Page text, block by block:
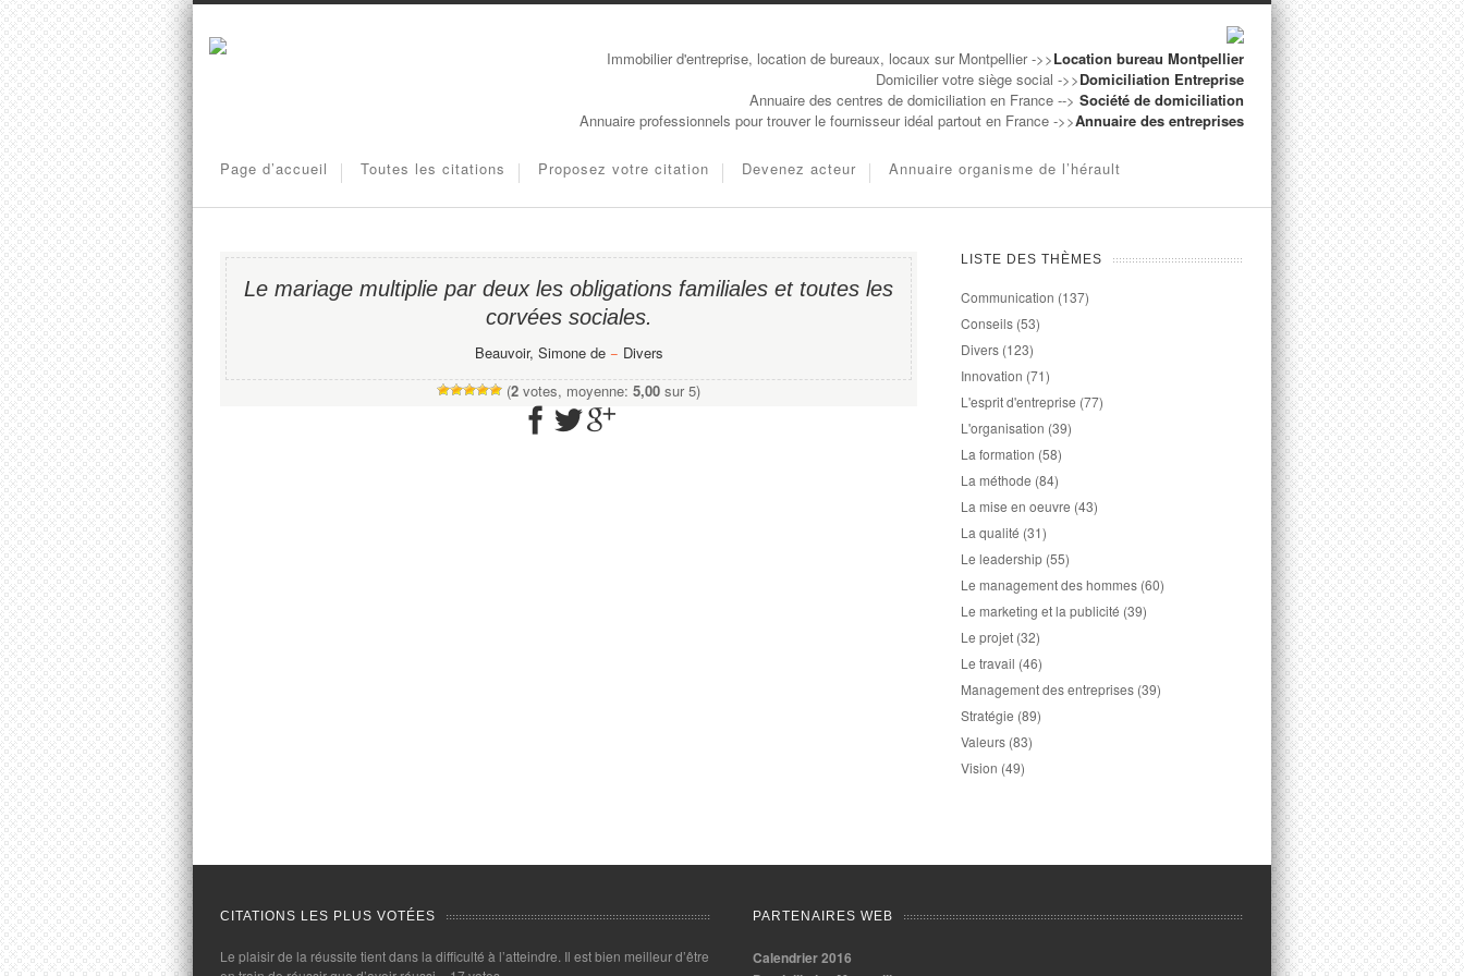
Immobilier d'entreprise, location de bureaux, locaux sur Montpellier ->>Location bureau Montpellier
Domicilier votre siège social ->>Domiciliation Entreprise
Annuaire des centres de domiciliation en France --> Société de domiciliation
Annuaire professionnels pour trouver le fournisseur idéal partout en France ->>Annuaire des entreprises
Page d’accueil Toutes les citations Proposez votre citation Devenez acteur Annuaire organisme de l’hérault
Le mariage multiplie par deux les obligations familiales et toutes les
corvées sociales.
Beauvoir, Simone de− Divers
(2 votes, moyenne: 5,00 sur 5)
LISTE DES THÈMES
Communication (137)
Conseils (53)
Divers (123)
Innovation (71)
L'esprit d'entreprise (77)
L'organisation (39)
La formation (58)
La méthode (84)
La mise en oeuvre (43)
La qualité (31)
Le leadership (55)
Le management des hommes (60)
Le marketing et la publicité (39)
Le projet (32)
Le travail (46)
Management des entreprises (39)
Stratégie (89)
Valeurs (83)
Vision (49)
CITATIONS LES PLUS VOTÉES
Le plaisir de la réussite tient dans la difficulté à l’atteindre. Il est bien meilleur d’être
PARTENAIRES WEB
Calendrier 2016